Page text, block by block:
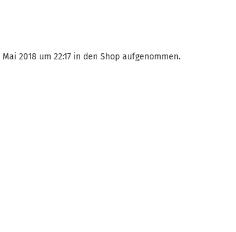
2018 um 22:17 in den Shop aufgenommen.